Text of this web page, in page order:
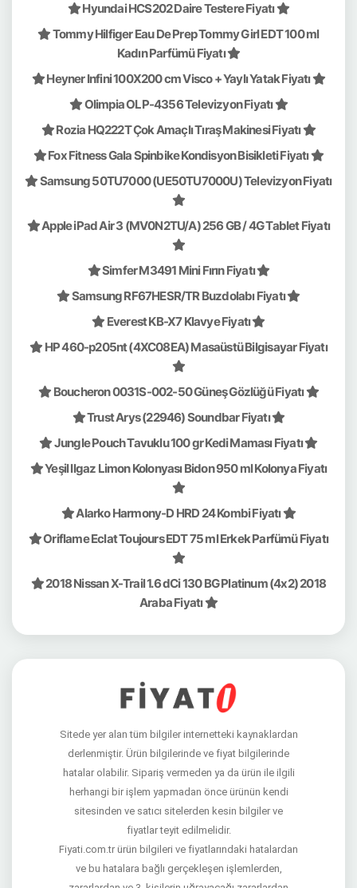
Hyundai HCS202 Daire Testere Fiyatı
Tommy Hilfiger Eau De Prep Tommy Girl EDT 100 ml
Kadın Parfümü Fiyatı
Heyner Infini 100X200 cm Visco + Yaylı Yatak Fiyatı
Olimpia OLP-4356 Televizyon Fiyatı
Rozia HQ222T Çok Amaçlı Tıraş Makinesi Fiyatı
Fox Fitness Gala Spinbike Kondisyon Bisikleti Fiyatı
Samsung 50TU7000 (UE50TU7000U) Televizyon Fiyatı
Apple iPad Air 3 (MV0N2TU/A) 256 GB / 4G Tablet Fiyatı
Simfer M3491 Mini Fırın Fiyatı
Samsung RF67HESR/TR Buzdolabı Fiyatı
Everest KB-X7 Klavye Fiyatı
HP 460-p205nt (4XC08EA) Masaüstü Bilgisayar Fiyatı
Boucheron 0031S-002-50 Güneş Gözlüğü Fiyatı
Trust Arys (22946) Soundbar Fiyatı
Jungle Pouch Tavuklu 100 gr Kedi Maması Fiyatı
Yeşil Ilgaz Limon Kolonyası Bidon 950 ml Kolonya Fiyatı
Alarko Harmony-D HRD 24 Kombi Fiyatı
Oriflame Eclat Toujours EDT 75 ml Erkek Parfümü Fiyatı
2018 Nissan X-Trail 1.6 dCi 130 BG Platinum (4x2) 2018
Araba Fiyatı
Sitede yer alan tüm bilgiler internetteki kaynaklardan
derlenmiştir. Ürün bilgilerinde ve fiyat bilgilerinde
hatalar olabilir. Sipariş vermeden ya da ürün ile ilgili
herhangi bir işlem yapmadan önce ürünün kendi
sitesinden ve satıcı sitelerden kesin bilgiler ve
fiyatlar teyit edilmelidir.
Fiyati.com.tr ürün bilgileri ve fiyatlarındaki hatalardan
ve bu hatalara bağlı gerçekleşen işlemlerden,